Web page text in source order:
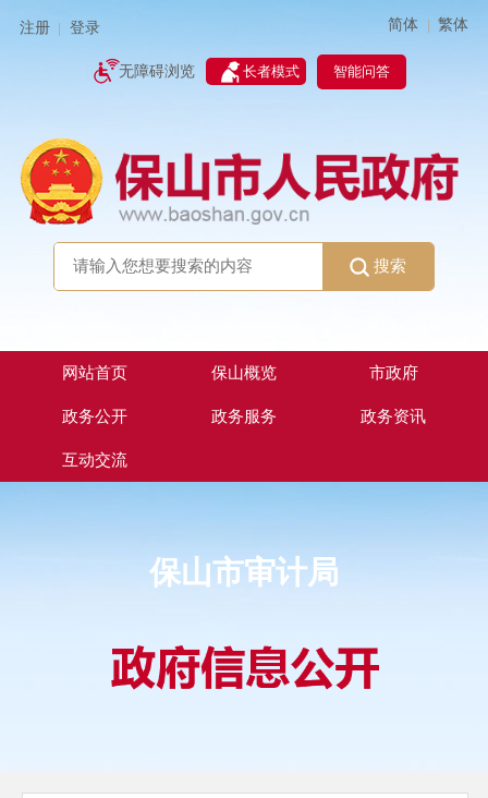
注册 登录 简体 | 繁体
无障碍浏览 长者模式 智能问答
搜索
网站首页 保山概览 市政府
政务公开 政务服务 政务资讯
互动交流
保山市审计局